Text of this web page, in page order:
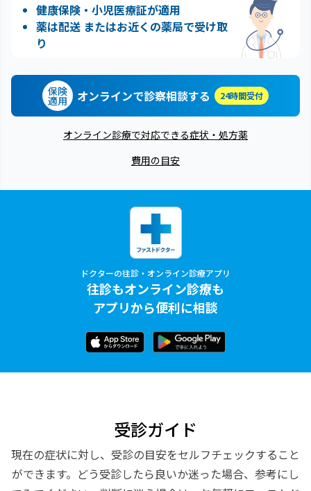
健康保険・小児医療証が適用
薬は配送 またはお近くの薬局で受け取
り
保険
適用 オンラインで診察相談する 24時間受付
オンライン診療で対応できる症状・処方薬
費用の目安
ドクターの往診・オンライン診療アプリ
往診もオンライン診療も
アプリから便利に相談
受診ガイド
現在の症状に対し、受診の目安をセルフチェックすること
ができます。どう受診したら良いか迷った場合、参考にし